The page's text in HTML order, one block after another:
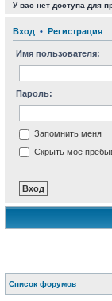
У вас нет доступа для
Вход • Регистрация
Имя пользователя:
Пароль:
Запомнить меня
Скрыть моё
Список форумов
Связаться с